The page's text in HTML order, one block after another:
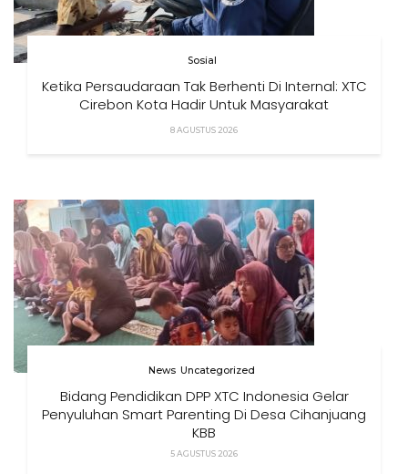
Sosial
Ketika Persaudaraan Tak Berhenti Di Internal: XTC
Cirebon Kota Hadir Untuk Masyarakat
8 AGUSTUS 2026
News Uncategorized
Bidang Pendidikan DPP XTC Indonesia Gelar
Penyuluhan Smart Parenting Di Desa Cihanjuang
KBB
5 AGUSTUS 2026